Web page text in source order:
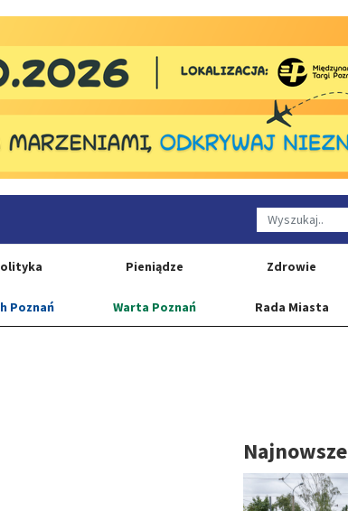
Pieniądze Zdrowie
Poznań Warta Poznań Rada Miasta
Najnowsze